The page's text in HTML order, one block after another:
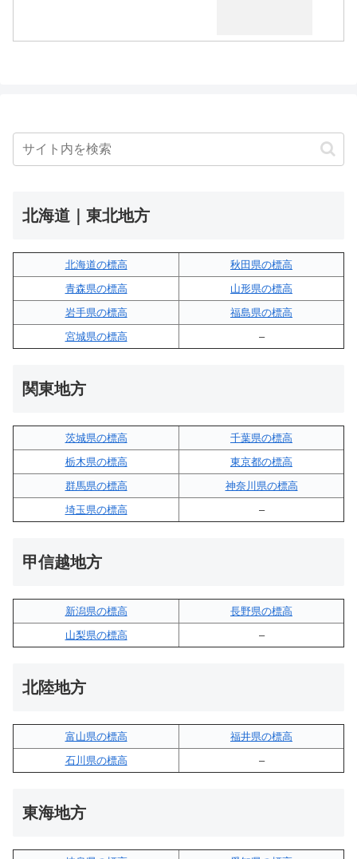
北海道｜東北地方
北海道の標高
秋田県の標高
青森県の標高
山形県の標高
岩手県の標高
福島県の標高
宮城県の標高
–
関東地方
茨城県の標高
千葉県の標高
栃木県の標高
東京都の標高
群馬県の標高
神奈川県の標高
埼玉県の標高
–
甲信越地方
新潟県の標高
長野県の標高
山梨県の標高
–
北陸地方
富山県の標高
福井県の標高
石川県の標高
–
東海地方